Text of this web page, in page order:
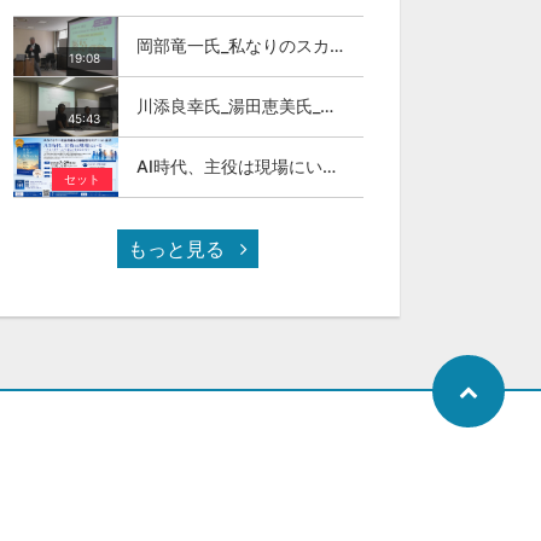
19:08
岡部竜一氏_私なりのスカイカラ―人材
45:43
川添良幸氏_湯田恵美氏_トモダチトーク_第11回伊達な大学院セミナー
セット
AI時代、主役は現場にいる ～スカイカラーという新しい社会のかたち～
もっと見る